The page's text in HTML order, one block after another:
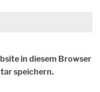
in diesem Browser
speichern.